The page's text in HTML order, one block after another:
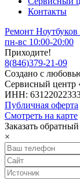
Контакты
Ремонт
пн-вс 10:00-20:00
Приходите!
8(846)379-21-09
Создано с
Сервисный
ИНН:
Публичная оферта
Смотреть на карте
Заказать
×